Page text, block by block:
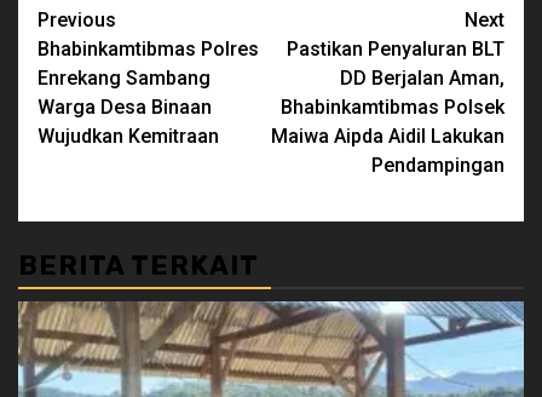
Continue
Reading
Previous
Bhabinkamtibmas Polres
Enrekang Sambang
Warga Desa Binaan
Wujudkan Kemitraan
Next
Pastikan Penyaluran BLT
DD Berjalan Aman,
Bhabinkamtibmas Polsek
Maiwa Aipda Aidil Lakukan
Pendampingan
BERITA TERKAIT